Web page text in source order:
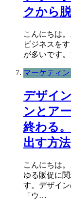
クから
こんにちは。
ビジネスを
が多いです
マーケティ
デザイ
ンとア
終わる
出す方法
こんにちは
ゆる販促に
す。デザイ
「ウ…